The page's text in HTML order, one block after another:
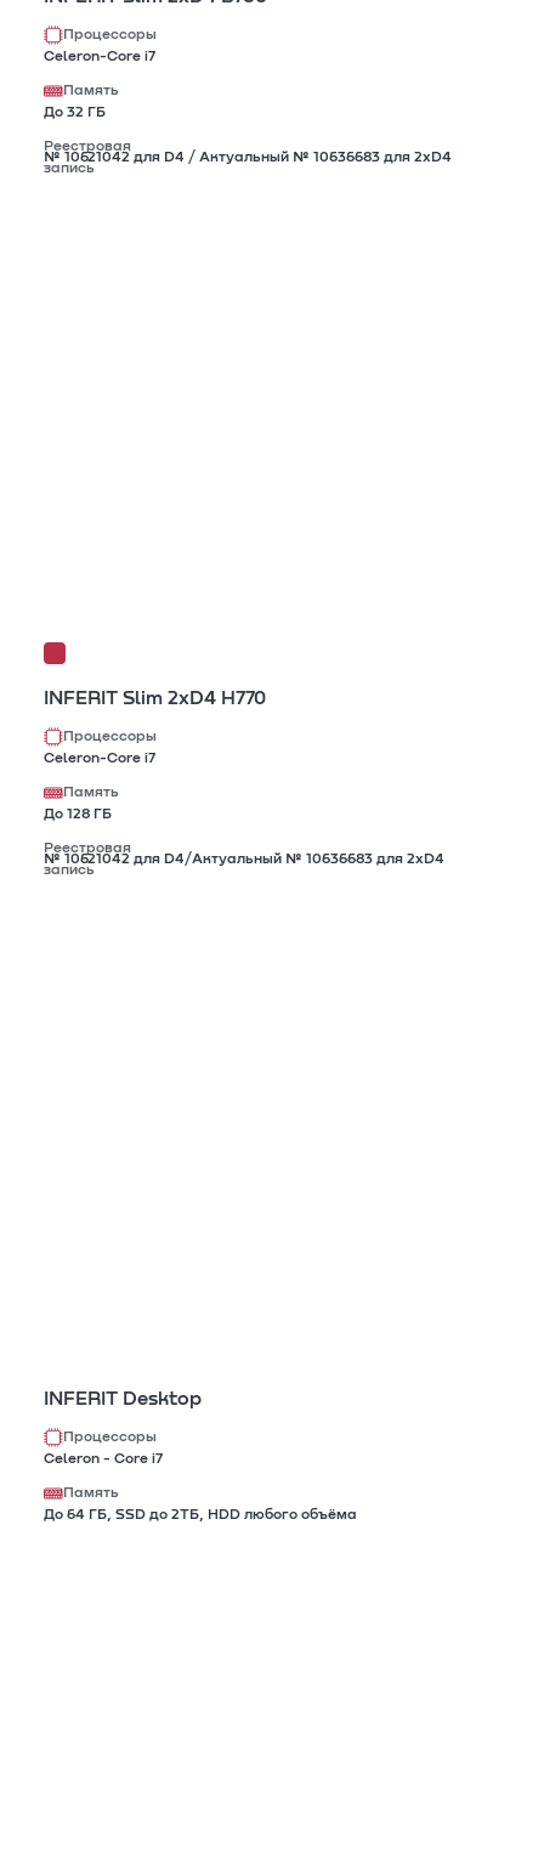
Процессоры
Celeron-Core i7
Память
До 32 ГБ
Реестровая
запись
№ 10621042 для D4 / Актуальный № 10636683 для 2xD4
INFERIT Slim 2xD4 H770
Процессоры
Celeron-Core i7
Память
До 128 ГБ
Реестровая
запись
№ 10621042 для D4/Актуальный № 10636683 для 2xD4
INFERIT Desktop
Процессоры
Celeron - Core i7
Память
До 64 ГБ, SSD до 2TБ, HDD любого объёма